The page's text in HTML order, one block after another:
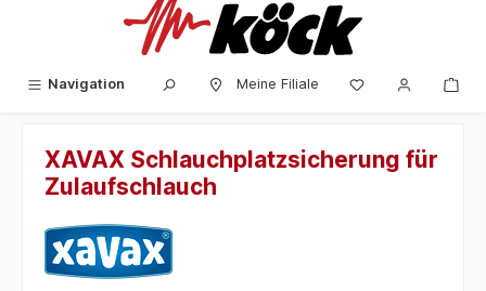
Navigation Meine Filiale
XAVAX Schlauchplatzsicherung für
Zulaufschlauch